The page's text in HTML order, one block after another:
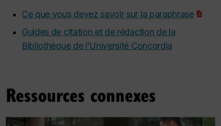
Ce que vous devez savoir sur la paraphrase
Guides de citation et de rédaction de la
Bibliothèque de l’Université Concordia
Ressources connexes